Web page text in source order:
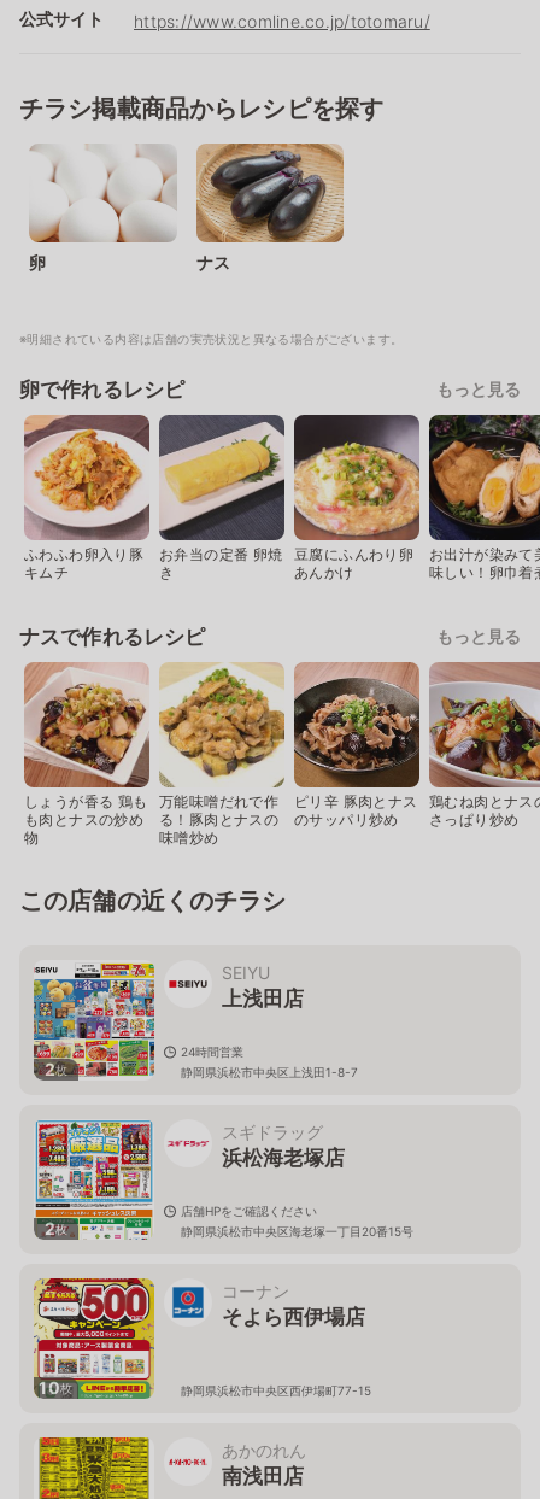
公式サイト https://www.comline.co.jp/totomaru/
チラシ掲載商品からレシピを探す
卵 ナス
※明細されている内容は店舗の実売状況と異なる場合がございます。
卵で作れるレシピ もっと見る
ふわふわ卵入り豚
キムチ
お弁当の定番 卵焼
き
豆腐にふんわり卵
あんかけ
お出汁が染みて
味しい！卵巾着
ナスで作れるレシピ もっと見る
しょうが香る 鶏も
も肉とナスの炒め
物
万能味噌だれで作
る！豚肉とナスの
味噌炒め
ピリ辛 豚肉とナス
のサッパリ炒め
鶏むね肉とナス
さっぱり炒め
この店舗の近くのチラシ
2枚
SEIYU
上浅田店
24時間営業
静岡県浜松市中央区上浅田1-8-7
2枚
スギドラッグ
浜松海老塚店
店舗HPをご確認ください
静岡県浜松市中央区海老塚一丁目20番15号
10枚
コーナン
そよら西伊場店
静岡県浜松市中央区西伊場町77-15
あかのれん
南浅田店